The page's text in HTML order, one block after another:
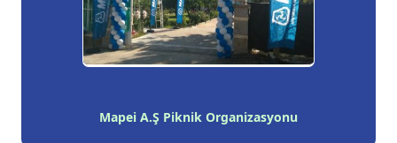
Mapei A.Ş Piknik Organizasyonu